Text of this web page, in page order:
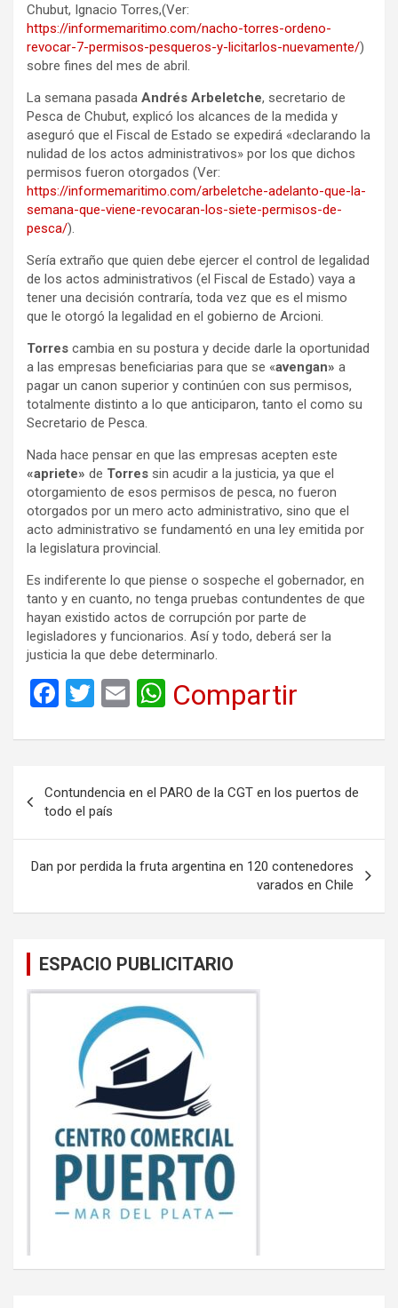
Chubut, Ignacio Torres,(Ver:
https://informemaritimo.com/nacho-torres-ordeno-
revocar-7-permisos-pesqueros-y-licitarlos-nuevamente/)
sobre fines del mes de abril.
La semana pasada Andrés Arbeletche, secretario de
Pesca de Chubut, explicó los alcances de la medida y
aseguró que el Fiscal de Estado se expedirá «declarando la
nulidad de los actos administrativos» por los que dichos
permisos fueron otorgados (Ver:
https://informemaritimo.com/arbeletche-adelanto-que-la-
semana-que-viene-revocaran-los-siete-permisos-de-
pesca/).
Sería extraño que quien debe ejercer el control de legalidad
de los actos administrativos (el Fiscal de Estado) vaya a
tener una decisión contraría, toda vez que es el mismo
que le otorgó la legalidad en el gobierno de Arcioni.
Torres cambia en su postura y decide darle la oportunidad
a las empresas beneficiarias para que se «avengan» a
pagar un canon superior y continúen con sus permisos,
totalmente distinto a lo que anticiparon, tanto el como su
Secretario de Pesca.
Nada hace pensar en que las empresas acepten este
«apriete» de Torres sin acudir a la justicia, ya que el
otorgamiento de esos permisos de pesca, no fueron
otorgados por un mero acto administrativo, sino que el
acto administrativo se fundamentó en una ley emitida por
la legislatura provincial.
Es indiferente lo que piense o sospeche el gobernador, en
tanto y en cuanto, no tenga pruebas contundentes de que
hayan existido actos de corrupción por parte de
legisladores y funcionarios. Así y todo, deberá ser la
justicia la que debe determinarlo.
F
ce
o
o
k
T
tt
er
E
ail
W
at
s
A
p
p
Compartir
de
entradas
Contundencia en el PARO de la CGT en los puertos de
todo el país
Dan por perdida la fruta argentina en 120 contenedores
varados en Chile
ESPACIO PUBLICITARIO